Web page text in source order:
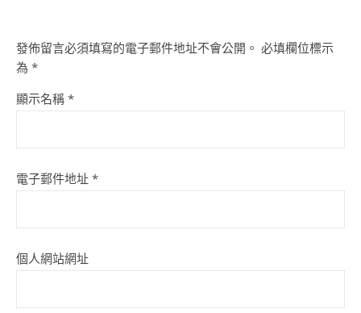
發佈留言必須填寫的電子郵件地址不會公開。 必填欄位標示
為 *
顯示名稱 *
電子郵件地址 *
個人網站網址